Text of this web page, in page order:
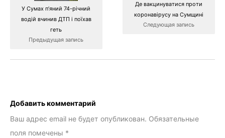
У Сумах п’яний 74-річний
водій вчинив ДТП і поїхав
геть
Предыдущая запись
Де вакцинуватися проти
коронавірусу на Сумщині
Следующая запись
Добавить комментарий
Ваш адрес email не будет опубликован. Обязательные
поля помечены *